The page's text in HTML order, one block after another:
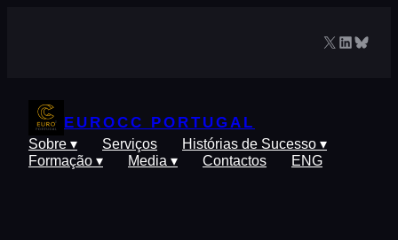
X LinkedIn
EUROCC PORTUGAL
Sobre ▾ Serviços
Histórias de Sucesso ▾
Formação ▾
Media ▾ Contactos ENG